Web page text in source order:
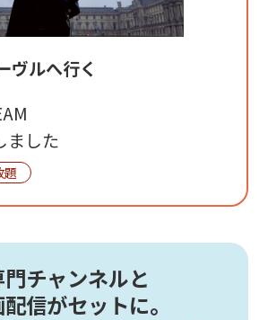
ヴルへ行く
ました
題
チャンネルと
信がセットに。